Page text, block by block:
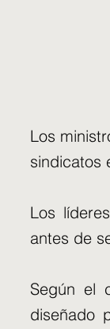
Los
sindicatos
Los
antes de
Según el
diseñado